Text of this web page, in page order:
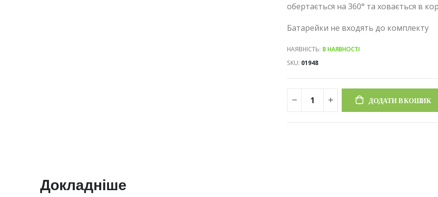
обертається на 360° та ховається в
Батарейки не входять до комплекту
НАЯВНІСТЬ: В НАЯВНОСТІ
SKU 01948
ДОДАТИ В КОШИК
Докладніше